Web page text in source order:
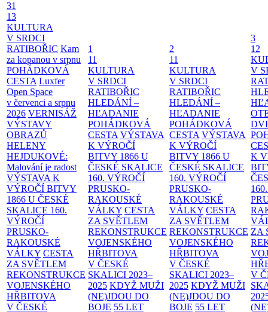
31
13
KULTURA
V SRDCI
RATIBOŘIC Kam
za kopanou v srpnu
POHÁDKOVÁ
CESTA Luxfer
Open Space
v červenci a srpnu
2026 VERNISÁŽ
VÝSTAVY
OBRAZŮ
HELENY
HEJDUKOVÉ:
Malování je radost
VÝSTAVA K
VÝROČÍ BITVY
1866 U ČESKÉ
SKALICE 160.
VÝROČÍ
PRUSKO-
RAKOUSKÉ
VÁLKY CESTA
ZA SVĚTLEM
REKONSTRUKCE
VOJENSKÉHO
HŘBITOVA
V ČESKÉ
1
11
KULTURA
V SRDCI
RATIBOŘIC
HLEDÁNÍ –
HĽADANIE
POHÁDKOVÁ
CESTA VÝSTAVA
K VÝROČÍ
BITVY 1866 U
ČESKÉ SKALICE
160. VÝROČÍ
PRUSKO-
RAKOUSKÉ
VÁLKY CESTA
ZA SVĚTLEM
REKONSTRUKCE
VOJENSKÉHO
HŘBITOVA
V ČESKÉ
SKALICI 2023–
2025 KDYŽ MUŽI
(NE)JDOU DO
BOJE 55 LET
2
11
KULTURA
V SRDCI
RATIBOŘIC
HLEDÁNÍ –
HĽADANIE
POHÁDKOVÁ
CESTA VÝSTAVA
K VÝROČÍ
BITVY 1866 U
ČESKÉ SKALICE
160. VÝROČÍ
PRUSKO-
RAKOUSKÉ
VÁLKY CESTA
ZA SVĚTLEM
REKONSTRUKCE
VOJENSKÉHO
HŘBITOVA
V ČESKÉ
SKALICI 2023–
2025 KDYŽ MUŽI
(NE)JDOU DO
BOJE 55 LET
3
12
V
K
ZA
V